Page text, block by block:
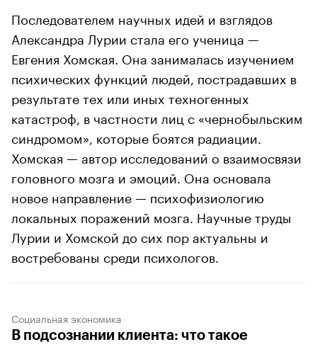
Последователем научных идей и взглядов
Александра Лурии стала его ученица —
Евгения Хомская. Она занималась изучением
психических функций людей, пострадавших в
результате тех или иных техногенных
катастроф, в частности лиц с «чернобыльским
синдромом», которые боятся радиации.
Хомская — автор исследований о взаимосвязи
головного мозга и эмоций. Она основала
новое направление — психофизиологию
локальных поражений мозга. Научные труды
Лурии и Хомской до сих пор актуальны и
востребованы среди психологов.
Социальная экономика
В подсознании клиента: что такое